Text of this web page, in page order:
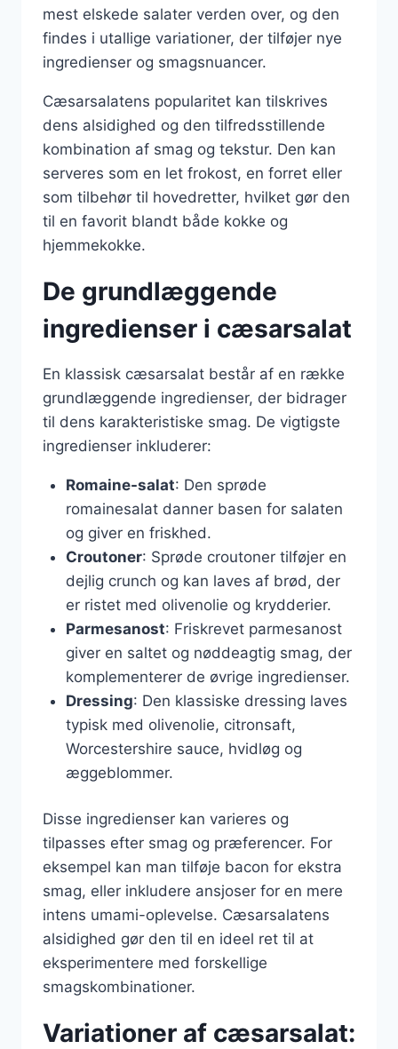
mest elskede salater verden over, og den
findes i utallige variationer, der tilføjer nye
ingredienser og smagsnuancer.
Cæsarsalatens popularitet kan tilskrives
dens alsidighed og den tilfredsstillende
kombination af smag og tekstur. Den kan
serveres som en let frokost, en forret eller
som tilbehør til hovedretter, hvilket gør den
til en favorit blandt både kokke og
hjemmekokke.
De grundlæggende
ingredienser i cæsarsalat
En klassisk cæsarsalat består af en række
grundlæggende ingredienser, der bidrager
til dens karakteristiske smag. De vigtigste
ingredienser inkluderer:
Romaine-salat: Den sprøde
romainesalat danner basen for salaten
og giver en friskhed.
Croutoner: Sprøde croutoner tilføjer en
dejlig crunch og kan laves af brød, der
er ristet med olivenolie og krydderier.
Parmesanost: Friskrevet parmesanost
giver en saltet og nøddeagtig smag, der
komplementerer de øvrige ingredienser.
Dressing: Den klassiske dressing laves
typisk med olivenolie, citronsaft,
Worcestershire sauce, hvidløg og
æggeblommer.
Disse ingredienser kan varieres og
tilpasses efter smag og præferencer. For
eksempel kan man tilføje bacon for ekstra
smag, eller inkludere ansjoser for en mere
intens umami-oplevelse. Cæsarsalatens
alsidighed gør den til en ideel ret til at
eksperimentere med forskellige
smagskombinationer.
Variationer af cæsarsalat: